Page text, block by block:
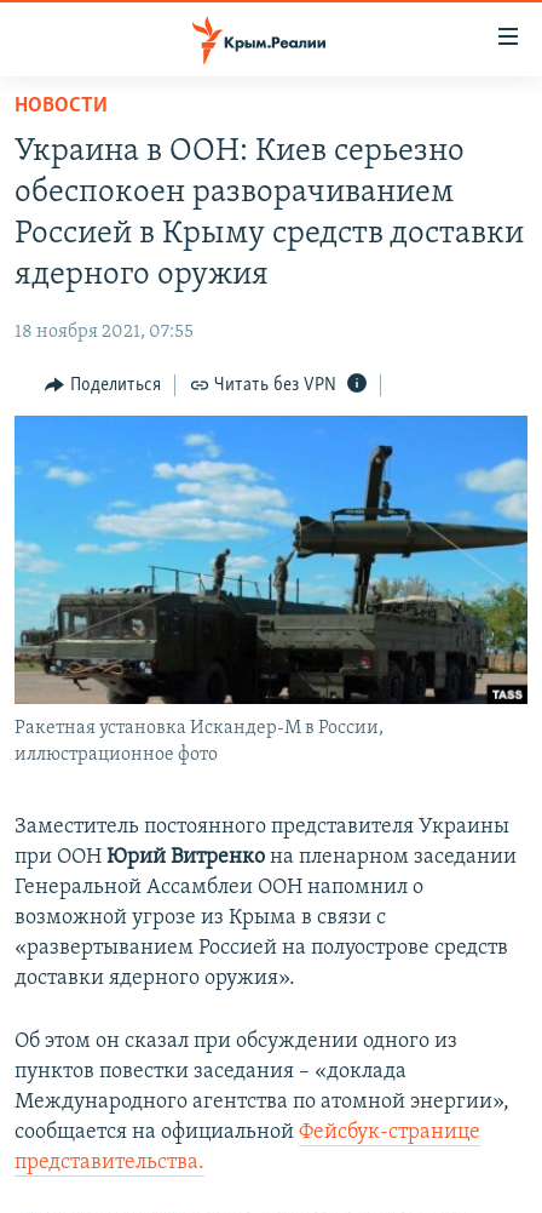
Вернуться
основному
содержанию
Вернутся
главной
Вернутся
поиску
СПЕЦПРОЕКТЫ
ВОДА
ИНТЕРАКТИВ
ИНФОГРАФИКА
ТЕЛЕПРОЕКТ КРЫМ.РЕАЛИИ
СОВЕТЫ ПРАВОЗАЩИТНИКОВ
ПРОПАВШИЕ БЕЗ ВЕСТИ
ПОБЕДИТЕЛЕЙ НЕ СУДЯТ?
КРЫМ.НЕПОКОРЕННЫЙ
ELIFBE
УКРАИНСКАЯ ПРОБЛЕМА КРЫМА
РАДІО СВОБОДА
КАК ОБОЙТИ БЛОКИРОВКУ
Українською
Qırımtatar
ПРИСОЕДИНЯЙТЕСЬ!
Все сайты RFE/RL
НОВОСТИ
Украина в ООН: Киев серьезно
обеспокоен разворачиванием
Россией в Крыму средств доставки
ядерного оружия
18 ноября 2021, 07:55
Поделиться Читать без VPN
Ракетная установка Искандер-М в России,
иллюстрационное фото
Заместитель постоянного представителя Украины
при ООН Юрий Витренко на пленарном заседании
Генеральной Ассамблеи ООН напомнил о
возможной угрозе из Крыма в связи с
«развертыванием Россией на полуострове средств
доставки ядерного оружия».
Об этом он сказал при обсуждении одного из
пунктов повестки заседания – «доклада
Международного агентства по атомной энергии»,
сообщается на официальной Фейсбук-странице
представительства.